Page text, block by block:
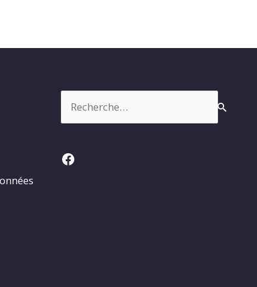
Facebook